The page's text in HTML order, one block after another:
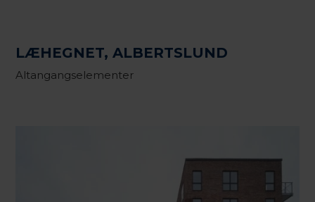
LÆHEGNET, ALBERTSLUND
Altangangselementer